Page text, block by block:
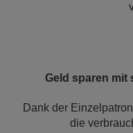
Geld sparen mit
Dank der
die